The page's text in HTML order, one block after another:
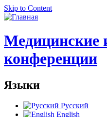
Skip to Content
Медицинские
конференции
Языки
Русский
English